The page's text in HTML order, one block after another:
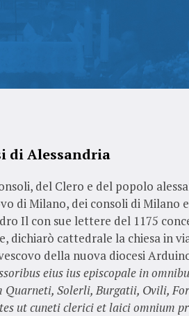
di Alessandria
del Clero e del popolo
di Milano, dei consoli di Milano
Il con sue lettere del 1175
dichiarò cattedrale la chiesa in
della nuova diocesi
eius ius episcopale in
Solerli, Burgatii, Ovili,
ut cuneti clerici et laici omnium